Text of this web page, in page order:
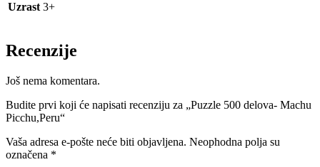
Uzrast 3+
Recenzije
Još nema komentara.
Budite prvi koji će napisati recenziju za „Puzzle 500 delova- Machu
Picchu,Peru“
Vaša adresa e-pošte neće biti objavljena. Neophodna polja su
označena *